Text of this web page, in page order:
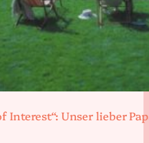
Interest“: Unser lieber